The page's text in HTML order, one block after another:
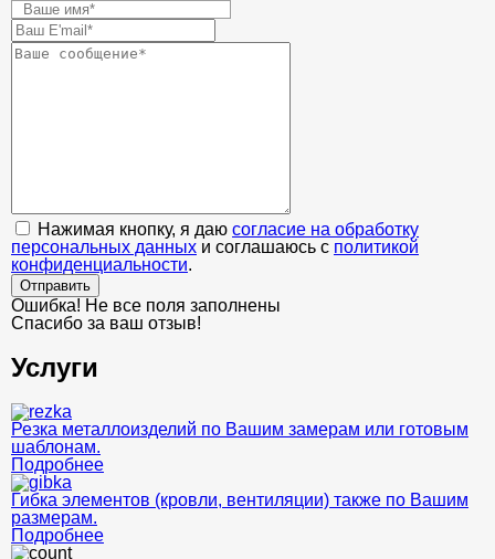
Нажимая кнопку, я даю согласие на обработку
персональных данных и соглашаюсь с политикой
конфиденциальности.
Отправить
Ошибка! Не все поля заполнены
Спасибо за ваш отзыв!
Услуги
Резка металлоизделий по Вашим замерам или готовым
шаблонам.
Подробнее
Гибка элементов (кровли, вентиляции) также по Вашим
размерам.
Подробнее